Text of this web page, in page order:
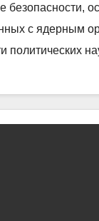
безопасности,
с ядерным
политических